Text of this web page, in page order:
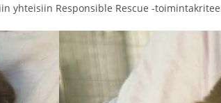
yhteisiin Responsible Rescue -